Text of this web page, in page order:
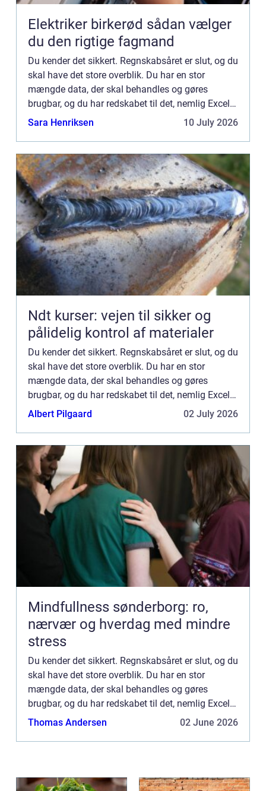
Elektriker birkerød sådan vælger
du den rigtige fagmand
Du kender det sikkert. Regnskabsåret er slut, og du
skal have det store overblik. Du har en stor
mængde data, der skal behandles og gøres
brugbar, og du har redskabet til det, nemlig Excel.
Problemet er, at du sidder fast i teknika...
Sara Henriksen 10 July 2026
Ndt kurser: vejen til sikker og
pålidelig kontrol af materialer
Du kender det sikkert. Regnskabsåret er slut, og du
skal have det store overblik. Du har en stor
mængde data, der skal behandles og gøres
brugbar, og du har redskabet til det, nemlig Excel.
Problemet er, at du sidder fast i teknika...
Albert Pilgaard 02 July 2026
Mindfullness sønderborg: ro,
nærvær og hverdag med mindre
stress
Du kender det sikkert. Regnskabsåret er slut, og du
skal have det store overblik. Du har en stor
mængde data, der skal behandles og gøres
brugbar, og du har redskabet til det, nemlig Excel.
Problemet er, at du sidder fast i teknika...
Thomas Andersen 02 June 2026